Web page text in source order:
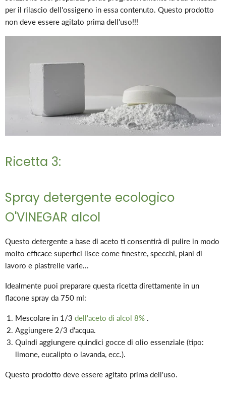
per il rilascio dell'ossigeno in essa contenuto. Questo prodotto
non deve essere agitato prima dell'uso!!!
Ricetta 3:
Spray detergente ecologico
O'VINEGAR alcol
Questo detergente a base di aceto ti consentirà di pulire in modo
molto efficace superfici lisce come finestre, specchi, piani di
lavoro e piastrelle varie...
Idealmente puoi preparare questa ricetta direttamente in un
flacone spray da 750 ml:
Mescolare in 1/3 dell'aceto di alcol 8% .
Aggiungere 2/3 d'acqua.
Quindi aggiungere quindici gocce di olio essenziale (tipo:
limone, eucalipto o lavanda, ecc.).
Questo prodotto deve essere agitato prima dell'uso.